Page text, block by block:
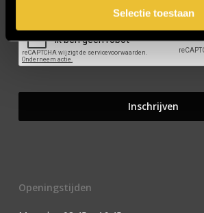
Selectie toestaan
Openingstijden